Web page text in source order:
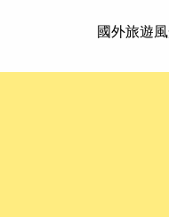
國外旅遊